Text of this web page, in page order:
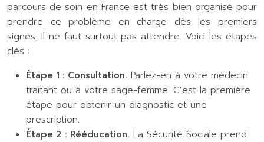
parcours de soin en France est très bien organisé pour
prendre ce problème en charge dès les premiers
signes. Il ne faut surtout pas attendre. Voici les étapes
clés :
Étape 1 : Consultation. Parlez-en à votre médecin
traitant ou à votre sage-femme. C’est la première
étape pour obtenir un diagnostic et une
prescription.
Étape 2 : Rééducation. La Sécurité Sociale prend